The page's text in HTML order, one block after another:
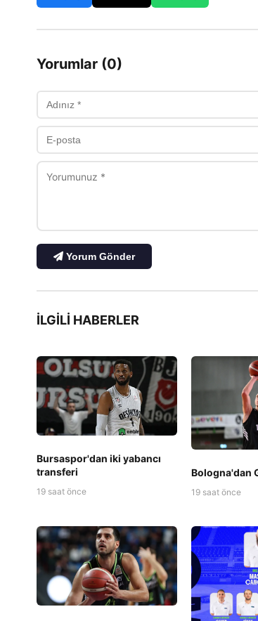
Yorumlar (0)
Yorum Gönder
İLGILI HABERLER
Bursaspor'dan iki yabancı
transferi
19 saat önce
Bologna'dan
19 saat önce